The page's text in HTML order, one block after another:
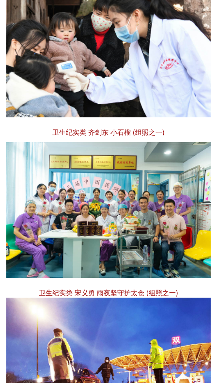
卫生纪实类 齐剑东 小石榴 (组照之一)
卫生纪实类 宋义勇 雨夜坚守护太仓 (组照之一)